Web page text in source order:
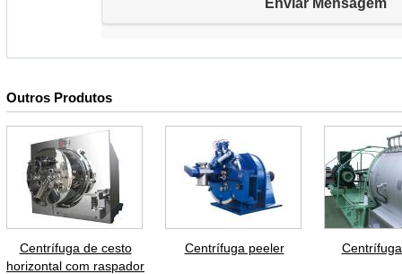
Outros Produtos
Centrífuga de cesto
horizontal com raspador
Centrífuga peeler